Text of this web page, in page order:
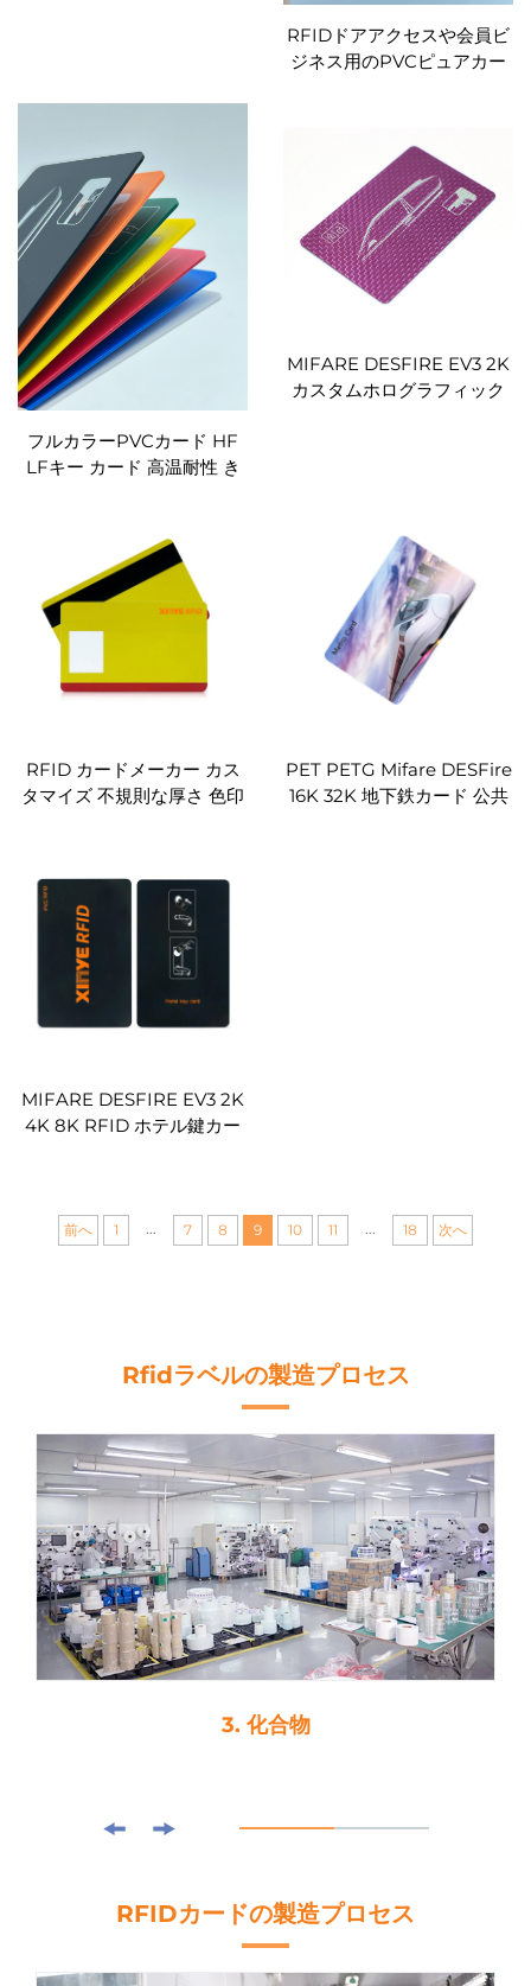
RFIDドアアクセスや会員ビ
ジネス用のPVCピュアカー
フルカラーPVCカード HF
LFキー カード 高温耐性 き
MIFARE DESFIRE EV3 2K
カスタムホログラフィック
RFID カードメーカー カス
タマイズ 不規則な厚さ 色印
PET PETG Mifare DESFire
16K 32K 地下鉄カード 公共
MIFARE DESFIRE EV3 2K
4K 8K RFID ホテル鍵カー
13.56mhz
前へ 1 ... 7 8 9 10 11 ... 18 次へ
Rfidラベルの製造プロセス
4. 切削
RFIDカードの製造プロセス